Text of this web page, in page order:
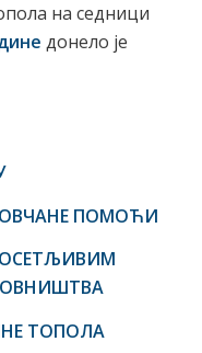
на седници
донело је
ПОМОЋИ
ОСЕТЉИВИМ
ТОПОЛА